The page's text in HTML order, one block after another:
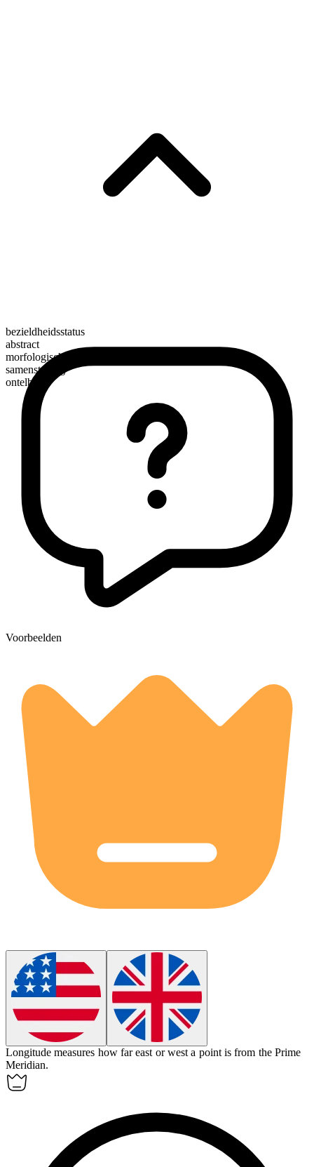
bezieldheidsstatus
abstract
morfologische samenstelling
samenstelling
ontelbaar
Voorbeelden
Longitude measures how far east or west a point is from the Prime
Meridian.